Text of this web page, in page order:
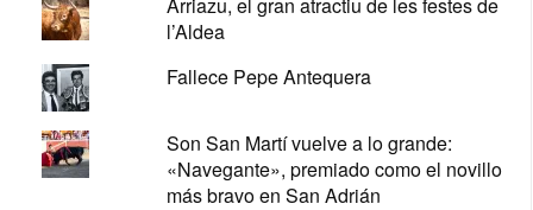
l’Aldea
Fallece Pepe Antequera
Son San Martí vuelve a lo grande:
«Navegante», premiado como el novillo
más bravo en San Adrián